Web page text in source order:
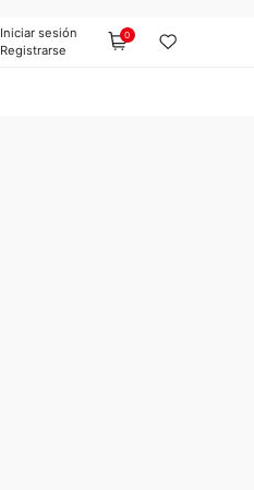
Iniciar sesión
Registrarse
0